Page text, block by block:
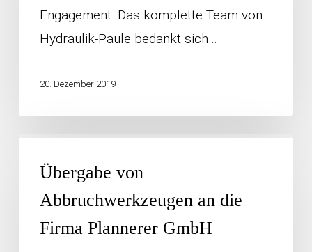
Engagement. Das komplette Team von
Hydraulik-Paule bedankt sich…
20. Dezember 2019
Abbruchwerkzeugen
Übergabe von
Abbruchwerkzeugen an die
Firma Plannerer GmbH